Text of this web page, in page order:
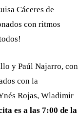
Cáceres de
con ritmos
y Paúl Najarro, con
con la
Rojas, Wladimir
es a las 7:00 de la